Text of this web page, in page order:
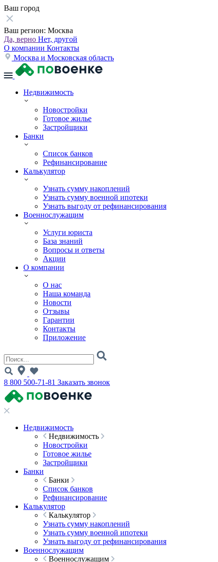
Ваш город
Ваш регион: Москва
Да, верно Нет, другой
О компании Контакты
Москва и Московская область
Недвижимость
Новостройки
Готовое жилье
Застройщики
Банки
Список банков
Рефинансирование
Калькулятор
Узнать сумму накоплений
Узнать сумму военной ипотеки
Узнать выгоду от рефинансирования
Военнослужащим
Услуги юриста
База знаний
Вопросы и ответы
Акции
О компании
О нас
Наша команда
Новости
Отзывы
Гарантии
Контакты
Приложение
8 800 500-71-81 Заказать звонок
Недвижимость
Недвижимость
Новостройки
Готовое жилье
Застройщики
Банки
Банки
Список банков
Рефинансирование
Калькулятор
Калькулятор
Узнать сумму накоплений
Узнать сумму военной ипотеки
Узнать выгоду от рефинансирования
Военнослужащим
Военнослужащим